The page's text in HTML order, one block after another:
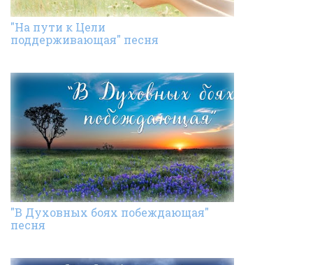
"На пути к Цели
поддерживающая" песня
"В Духовных боях побеждающая"
песня